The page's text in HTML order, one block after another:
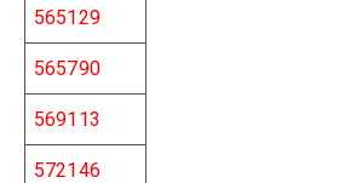
565129
565790
569113
572146